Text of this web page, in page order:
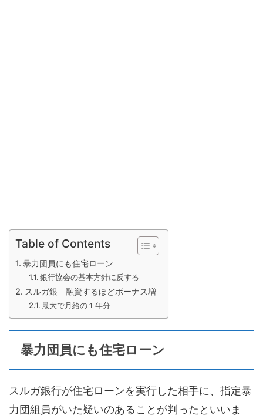
Table of Contents
暴力団員にも住宅ローン
銀行協会の基本方針に反する
スルガ銀 融資するほどボーナス増
最大で月給の１年分
暴力団員にも住宅ローン
スルガ銀行が住宅ローンを実行した相手に、指定暴
力団組員がいた疑いのあることが判ったといいま